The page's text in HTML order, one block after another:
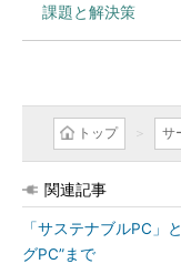
課題と解決策
トップ サ
関連記事
「サステナブルPC」
グPC”まで